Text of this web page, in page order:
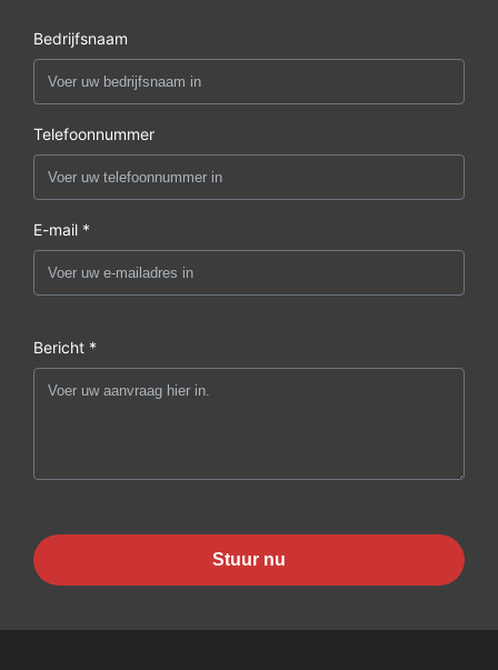
Bedrijfsnaam
Telefoonnummer
E-mail *
Bericht *
Stuur nu